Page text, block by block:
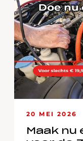
20 MEI 2026
Maak